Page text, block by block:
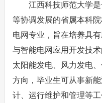
江西科技师范大学
等协调发展的省属本科
电网专业，旨在培养具
与智能电网应用开发技
太阳能发电、风力发电
方向，毕业生可从事新
计、运行维护和管理等工